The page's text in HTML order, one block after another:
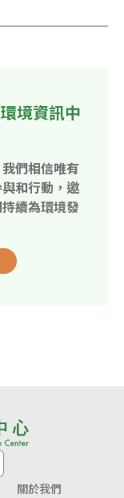
境資訊中
們相信唯有
和行動，邀
續為環境發
關於我們